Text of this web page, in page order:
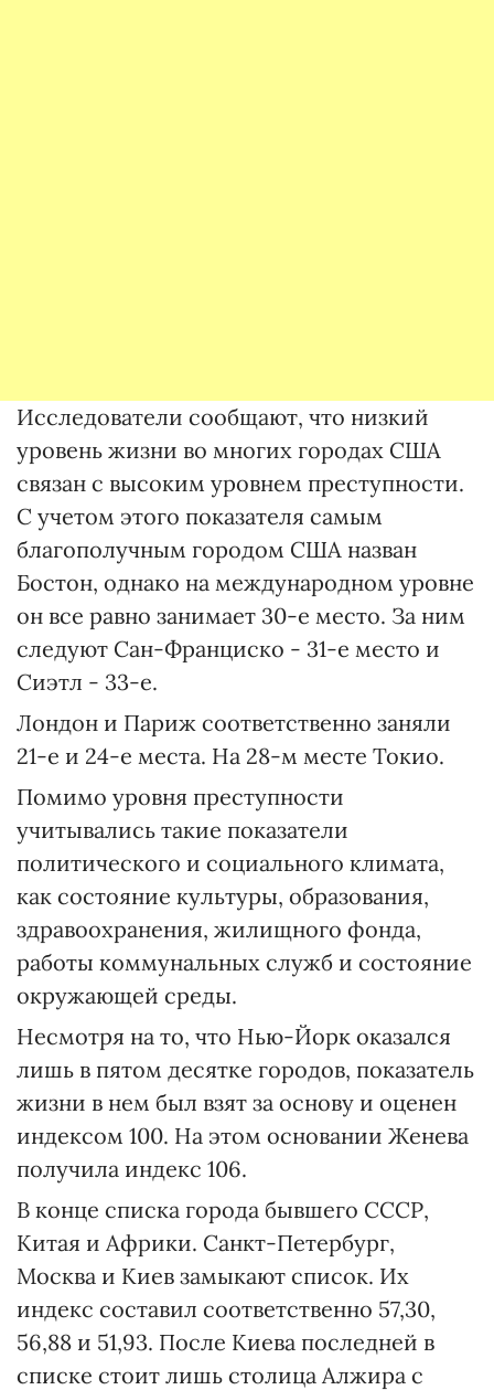
Исследователи сообщают, что низкий
уровень жизни во многих городах США
связан с высоким уровнем преступности.
С учетом этого показателя самым
благополучным городом США назван
Бостон, однако на международном уровне
он все равно занимает 30-е место. За ним
следуют Сан-Франциско - 31-е место и
Сиэтл - 33-е.
Лондон и Париж соответственно заняли
21-е и 24-е места. На 28-м месте Токио.
Помимо уровня преступности
учитывались такие показатели
политического и социального климата,
как состояние культуры, образования,
здравоохранения, жилищного фонда,
работы коммунальных служб и состояние
окружающей среды.
Несмотря на то, что Нью-Йорк оказался
лишь в пятом десятке городов, показатель
жизни в нем был взят за основу и оценен
индексом 100. На этом основании Женева
получила индекс 106.
В конце списка города бывшего СССР,
Китая и Африки. Санкт-Петербург,
Москва и Киев замыкают список. Их
индекс составил соответственно 57,30,
56,88 и 51,93. После Киева последней в
списке стоит лишь столица Алжира с